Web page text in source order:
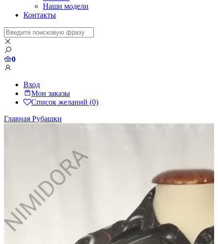
Наши модели
Контакты
0
Вход
Мои заказы
Список желаний (0)
Главная Рубашки